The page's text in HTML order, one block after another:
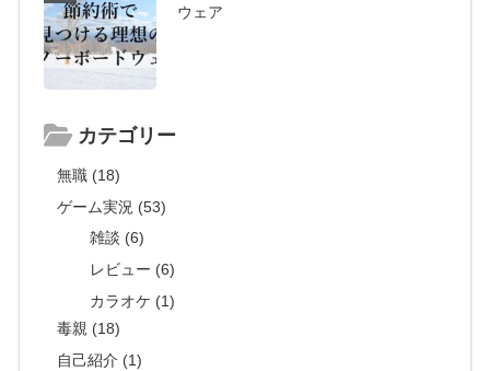
ウェア
カテゴリー
無職 (18)
ゲーム実況 (53)
雑談 (6)
レビュー (6)
カラオケ (1)
毒親 (18)
自己紹介 (1)